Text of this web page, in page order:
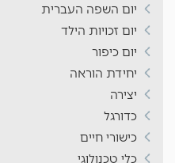
יום השפה העברית
יום זכויות הילד
יום כיפור
יחידת הוראה
יצירה
כדורגל
כישורי חיים
כלי טכנולוגי